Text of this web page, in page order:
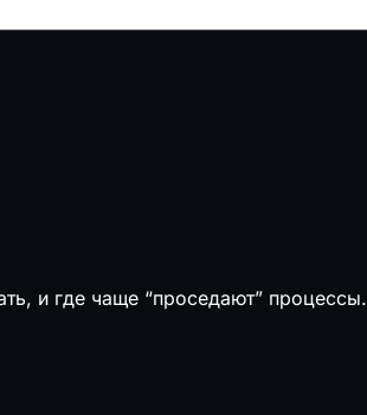
и где чаще “проседают” процессы.